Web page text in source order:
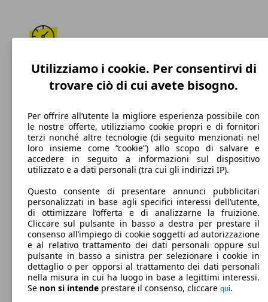
172 km/h
Velocità massima
Benzina
Carburante
119 g/km
Emissioni di CO2 (combinato)*
Utilizziamo i cookie. Per consentirvi di
trovare ciò di cui avete bisogno.
Per offrire all’utente la migliore esperienza possibile con
le nostre offerte, utilizziamo cookie propri e di fornitori
terzi nonché altre tecnologie (di seguito menzionati nel
loro insieme come “cookie”) allo scopo di salvare e
accedere in seguito a informazioni sul dispositivo
utilizzato e a dati personali (tra cui gli indirizzi IP).
Questo consente di presentare annunci pubblicitari
personalizzati in base agli specifici interessi dell’utente,
di ottimizzare l’offerta e di analizzarne la fruizione.
Cliccare sul pulsante in basso a destra per prestare il
consenso all’impiego di cookie soggetti ad autorizzazione
e al relativo trattamento dei dati personali oppure sul
pulsante in basso a sinistra per selezionare i cookie in
dettaglio o per opporsi al trattamento dei dati personali
nella misura in cui ha luogo in base a legittimi interessi.
Se non si intende prestare il consenso, cliccare qui.